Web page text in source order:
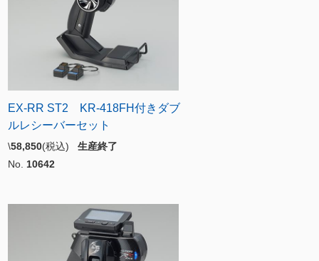
EX-RR ST2 KR-418FH付きダブ
ルレシーバーセット
\58,850(税込) 生産終了
No. 10642